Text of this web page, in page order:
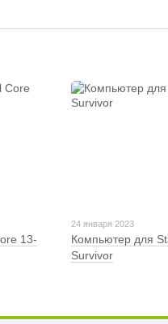
13-
24 января 2023
Компьютер для
Survivor